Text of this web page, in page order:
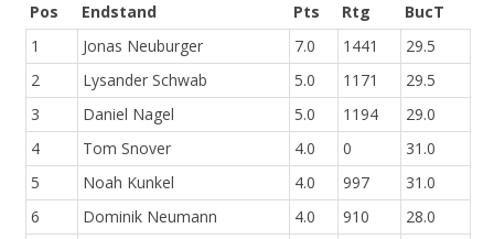
Pos Endstand Pts Rtg
BucT
1
Jonas Neuburger 7.0 1441
29.5
2
Lysander Schwab 5.0 1171
29.5
3
Daniel Nagel 5.0 1194
29.0
4
Tom Snover 4.0 0
31.0
5
Noah Kunkel 4.0 997
31.0
6
Dominik Neumann 4.0 910
28.0